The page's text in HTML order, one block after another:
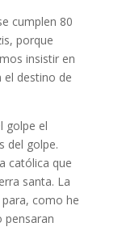
cumplen 80
porque
insistir en
el destino de
golpe el
del golpe.
católica que
santa. La
como he
pensaran